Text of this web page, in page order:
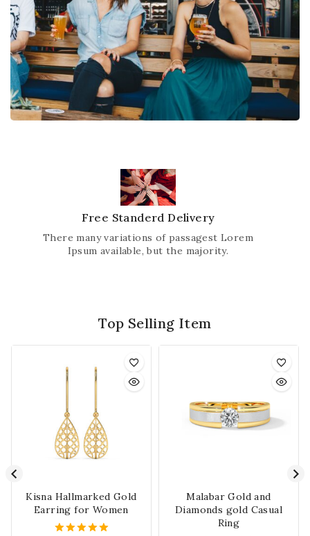
Free Standerd Delivery
There many variations of passagest Lorem
Ipsum available, but the majority.
Top Selling Item
Kisna Hallmarked Gold
Earring for Women
Malabar Gold and
Diamonds gold Casual
Ring